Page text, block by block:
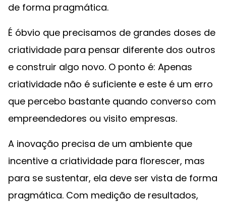
de forma pragmática.
É óbvio que precisamos de grandes doses de
criatividade para pensar diferente dos outros
e construir algo novo. O ponto é: Apenas
criatividade não é suficiente e este é um erro
que percebo bastante quando converso com
empreendedores ou visito empresas.
A inovação precisa de um ambiente que
incentive a criatividade para florescer, mas
para se sustentar, ela deve ser vista de forma
pragmática. Com medição de resultados,